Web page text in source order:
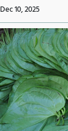
Dec 10, 2025